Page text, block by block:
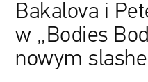
Bakalova i
w „Bodies
nowym